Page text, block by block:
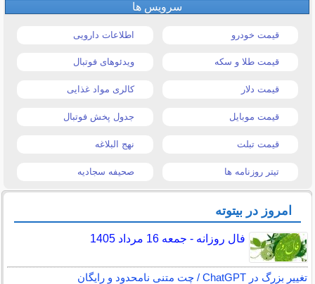
سرویس ها
قیمت خودرو اطلاعات دارویی
قیمت طلا و سکه ویدئوهای فوتبال
قیمت دلار کالری مواد غذایی
قیمت موبایل جدول پخش فوتبال
قیمت تبلت نهج البلاغه
تیتر روزنامه ها صحیفه سجادیه
امروز در بیتوته
فال روزانه - جمعه 16 مرداد 1405
تغییر بزرگ در ChatGPT / چت متنی نامحدود و رایگان